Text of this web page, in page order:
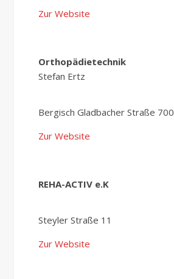
Zur Website
Orthopädietechnik
Stefan Ertz
Bergisch Gladbacher Straße 700
Zur Website
REHA-ACTIV e.K
Steyler Straße 11
Zur Website